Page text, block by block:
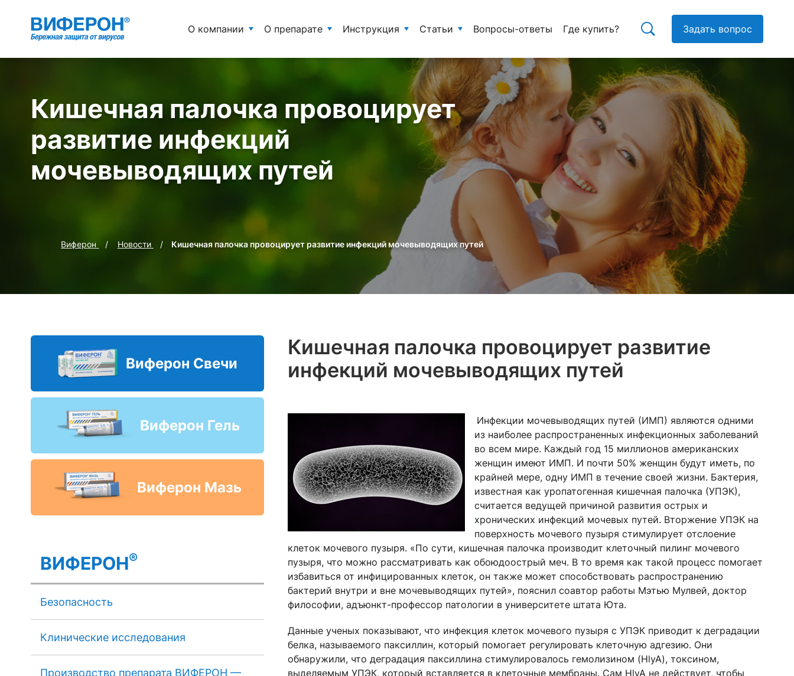
О компании О препарате Инструкция Статьи Вопросы-ответы Где купить? Задать вопрос
Кишечная палочка провоцирует
развитие инфекций
мочевыводящих путей
Виферон Новости Кишечная палочка провоцирует развитие инфекций мочевыводящих путей
Виферон Свечи
Виферон Гель
Виферон Мазь
ВИФЕРОН®
Безопасность
Клинические исследования
Производство препарата ВИФЕРОН —
Кишечная палочка провоцирует развитие
инфекций мочевыводящих путей
Инфекции мочевыводящих путей (ИМП) являются одними
из наиболее распространенных инфекционных заболеваний
во всем мире. Каждый год 15 миллионов американских
женщин имеют ИМП. И почти 50% женщин будут иметь, по
крайней мере, одну ИМП в течение своей жизни. Бактерия,
известная как уропатогенная кишечная палочка (УПЭК),
считается ведущей причиной развития острых и
хронических инфекций мочевых путей. Вторжение УПЭК на
поверхность мочевого пузыря стимулирует отслоение
клеток мочевого пузыря. «По сути, кишечная палочка производит клеточный пилинг мочевого
пузыря, что можно рассматривать как обоюдоострый меч. В то время как такой процесс помогает
избавиться от инфицированных клеток, он также может способствовать распространению
бактерий внутри и вне мочевыводящих путей», пояснил соавтор работы Мэтью Мулвей, доктор
философии, адъюнкт-профессор патологии в университете штата Юта.
Данные ученых показывают, что инфекция клеток мочевого пузыря с УПЭК приводит к деградации
белка, называемого паксиллин, который помогает регулировать клеточную адгезию. Они
обнаружили, что деградация паксиллина стимулировалось гемолизином (HlyA), токсином,
выделяемым УПЭК, который вставляется в клеточные мембраны. Сам HlyA не действует, чтобы